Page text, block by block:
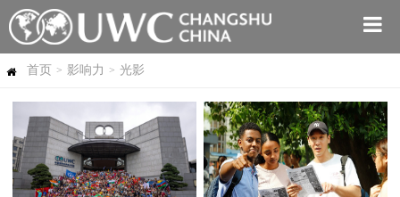
首页 > 影响力 > 光影